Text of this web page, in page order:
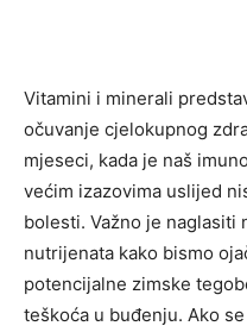
Vitamini i minerali
očuvanje cjelokupnog
mjeseci, kada je naš
većim izazovima uslijed
bolesti. Važno je naglasiti
nutrijenata kako bismo
potencijalne zimske
teškoća u buđenju. Ako